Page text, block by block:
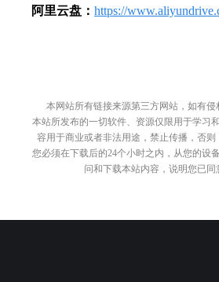
阿里云盘： https://
本网站所有链接来源第三方网站，如有侵
本站所发布的一切软件、资源仅限用于学习
容用于商业或者非法用途，禁止传播，否则
您必须在下载后的24个小时之内，从您的设
问和下载本站内容，说明您已同